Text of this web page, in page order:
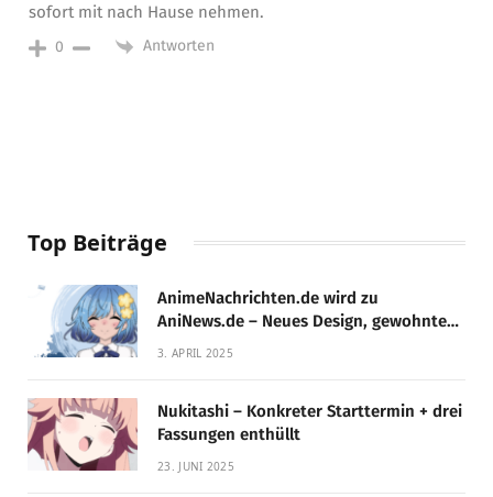
sofort mit nach Hause nehmen.
0 Antworten
Top Beiträge
AnimeNachrichten.de wird zu
AniNews.de – Neues Design, gewohnte
Qualität!
3. APRIL 2025
Nukitashi – Konkreter Starttermin + drei
Fassungen enthüllt
23. JUNI 2025